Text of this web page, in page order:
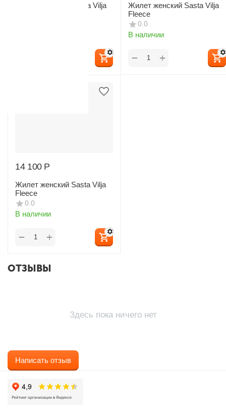
Куртка женская Sasta Vilja
Жилет женский Sasta Vilja
Fleece
0.0
В наличии
+
−
14 100 Р
Жилет женский Sasta Vilja
Fleece
0.0
В наличии
+
−
ОТЗЫВЫ
Здесь пока ничего нет
Написать отзыв